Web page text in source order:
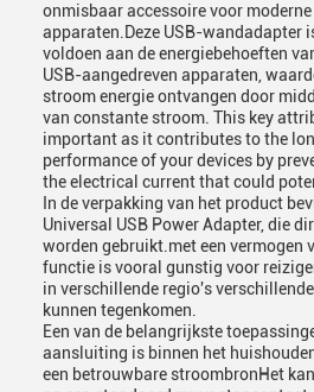
onmisbaar accessoire voor
apparaten.Deze USB-wandadapter
voldoen aan de energiebehoeften
USB-aangedreven apparaten,
stroom energie ontvangen door
van constante stroom. This key
important as it contributes to the
performance of your devices by
the electrical current that could
In de verpakking van het product
Universal USB Power Adapter, die
worden gebruikt.met een vermogen
functie is vooral gunstig voor
in verschillende regio's
kunnen tegenkomen.
Een van de belangrijkste
aansluiting is binnen het
een betrouwbare stroombronHet